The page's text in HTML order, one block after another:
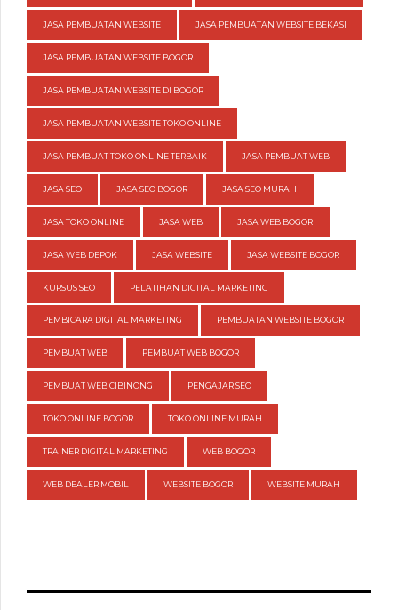
JASA PEMBUATAN WEBSITE JASA PEMBUATAN WEBSITE BEKASI
JASA PEMBUATAN WEBSITE BOGOR
JASA PEMBUATAN WEBSITE DI BOGOR
JASA PEMBUATAN WEBSITE TOKO ONLINE
JASA PEMBUAT TOKO ONLINE TERBAIK JASA PEMBUAT WEB
JASA SEO JASA SEO BOGOR JASA SEO MURAH
JASA TOKO ONLINE JASA WEB JASA WEB BOGOR
JASA WEB DEPOK JASA WEBSITE JASA WEBSITE BOGOR
KURSUS SEO PELATIHAN DIGITAL MARKETING
PEMBICARA DIGITAL MARKETING PEMBUATAN WEBSITE BOGOR
PEMBUAT WEB PEMBUAT WEB BOGOR
PEMBUAT WEB CIBINONG PENGAJAR SEO
TOKO ONLINE BOGOR TOKO ONLINE MURAH
TRAINER DIGITAL MARKETING WEB BOGOR
WEB DEALER MOBIL WEBSITE BOGOR WEBSITE MURAH